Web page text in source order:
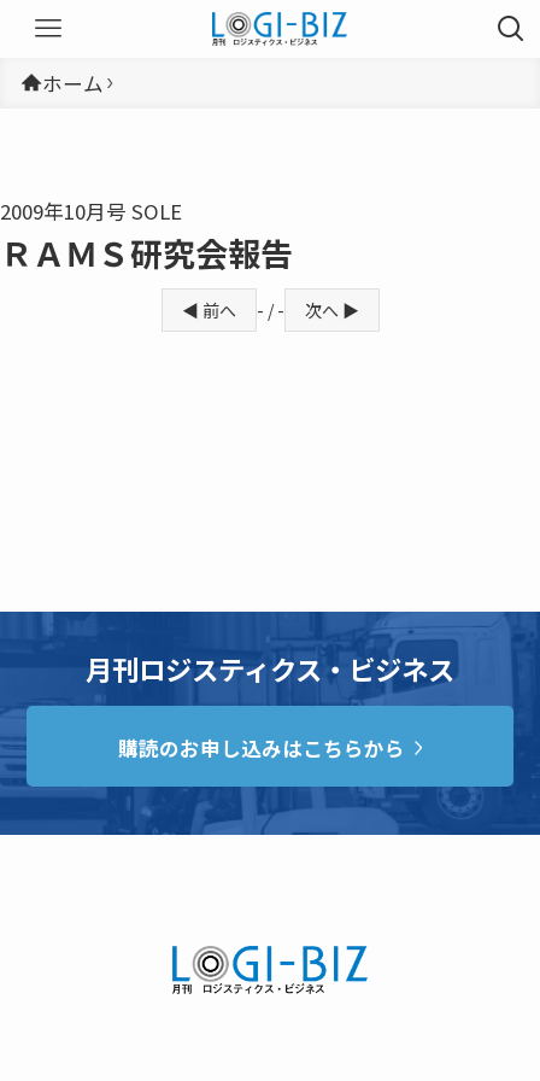
ホーム
2009年10月号 SOLE
ＲＡＭＳ研究会報告
◀ 前へ - / - 次へ ▶
月刊ロジスティクス・ビジネス
購読のお申し込みはこちらから